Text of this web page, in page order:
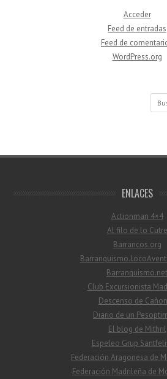
Acceder
Feed de entradas
Feed de
WordPress.org
Buscar
ENLACES
Actionman 4×4
Al filo de lo Cutre
Barrancos.org
Barranquismo.net
Club Excursionista
Descenso de
Diario de un
El blog de Mithril
Espeleo Grup
Federación Aragonesa de
Federación Madrileña de